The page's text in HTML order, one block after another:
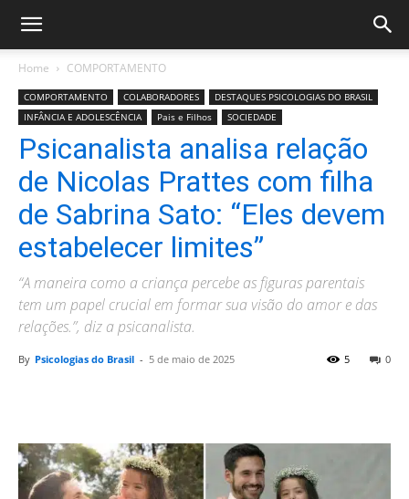
Home COMPORTAMENTO
COMPORTAMENTO COLABORADORES
DESTAQUES PSICOLOGIAS DO BRASIL
INFÂNCIA E ADOLESCÊNCIA
Pais e Filhos SOCIEDADE
Psicanalista analisa relação
de Nicolas Prattes com filha
de Sabrina Sato: “Eles devem
estabelecer limites”
“A maneira como a criança percebe as figuras parentais
tem um papel crucial em formar sua visão do amor e das
relações.”, diz a psicanalista.
By Psicologias do Brasil - 5 de maio de 2025 0
5